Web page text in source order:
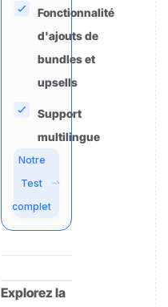
Fonctionnalité
d'ajouts de
bundles et
upsells
Support
multilingue
Notre
Test
complet
Explorez la